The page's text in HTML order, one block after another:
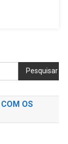
Pesquisar
OS